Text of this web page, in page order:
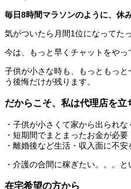
毎日8時間マラソンのように、休
気がついたら月間1位になってた
今は、もっと早くチャットをやっ
子供が小さな時も、もっともっ
う後悔だけが残ります。
だからこそ、私は代理店を立
・子供が小さくて家から出られ
・短期間でまとまったお金が必要
・離婚後など生活・収入面に不
・介護の合間に稼ぎたい。。。と
在宅希望の方から